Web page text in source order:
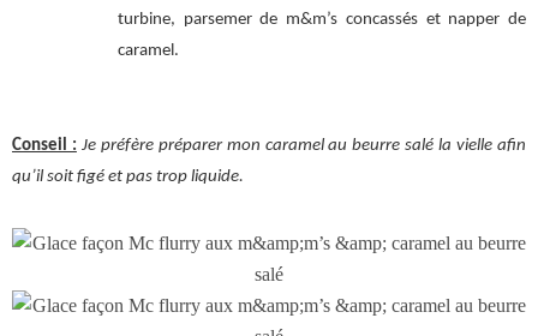
turbine, parsemer de m&m’s concassés et napper de
caramel.
Conseil : Je préfère préparer mon caramel au beurre salé la vielle afin
qu’il soit figé et pas trop liquide.